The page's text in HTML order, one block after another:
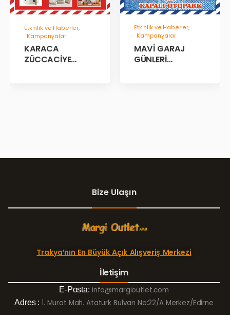
Etkinlik ve Haberler,
Kampanyalar
KARACA
ZÜCCACİYE
Etkinlik ve Haberler,
Kampanyalar
MAVİ GARAJ
GÜNLERİ
Bize Ulaşın
Trakya’nın En Büyük Açık Alışveriş Merkezi
İletişim
E-Posta: info@margioutlet.com
Adres : 1. Murat Mah. Atatürk Bulvarı No:22/A Merkez/Edirne